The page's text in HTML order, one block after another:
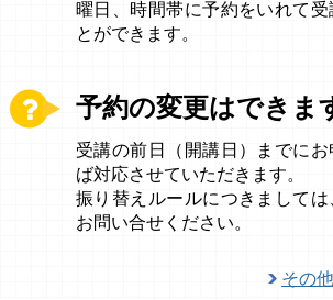
曜日、時間帯に予約をいれて受
とができます。
予約の変更はできま
受講の前日（開講日）までに
ば対応させていただきます。
振り替えルールにつきまして
お問い合せください。
その